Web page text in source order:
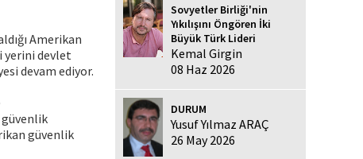
Amerikan
yerini devlet
devam ediyor.
güvenlik
güvenlik
Sovyetler Birliği'nin
Yıkılışını Öngören İki
Büyük Türk Lideri
Kemal Girgin
08 Haz 2026
DURUM
Yusuf Yılmaz ARAÇ
26 May 2026